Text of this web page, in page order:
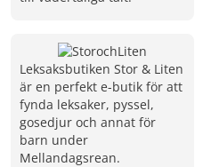
Leksaksbutiken Stor & Liten
är en perfekt e-butik för att
fynda leksaker, pyssel,
gosedjur och annat för
barn under
Mellandagsrean.